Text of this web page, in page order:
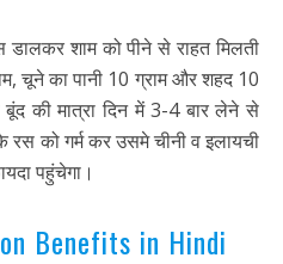
डालकर शाम को पीने से राहत मिलती
चूने का पानी 10 ग्राम और शहद 10
बूंद की मात्रा दिन में 3-4 बार लेने से
रस को गर्म कर उसमे चीनी व इलायची
पहुंचेगा।
Benefits in Hindi